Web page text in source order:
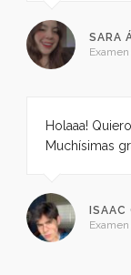
SARA
Holaaa!
Muchísimas
ISAAC